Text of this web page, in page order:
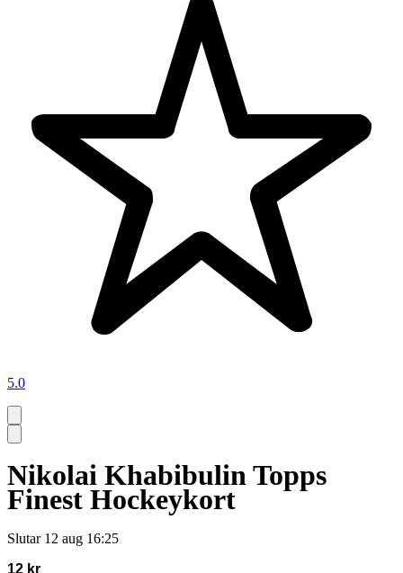
5.0
Nikolai Khabibulin Topps
Finest Hockeykort
Slutar 12 aug 16:25
12 kr